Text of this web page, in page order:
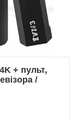
+ пульт,
/